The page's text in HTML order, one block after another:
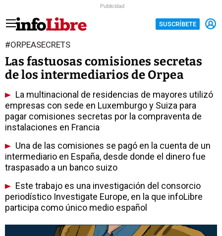
Publicidad
SUSCRÍBETE
#ORPEASECRETS
Las fastuosas comisiones secretas
de los intermediarios de Orpea
La multinacional de residencias de mayores utilizó
empresas con sede en Luxemburgo y Suiza para
pagar comisiones secretas por la compraventa de
instalaciones en Francia
Una de las comisiones se pagó en la cuenta de un
intermediario en España, desde donde el dinero fue
traspasado a un banco suizo
Este trabajo es una investigación del consorcio
periodístico Investigate Europe, en la que infoLibre
participa como único medio español